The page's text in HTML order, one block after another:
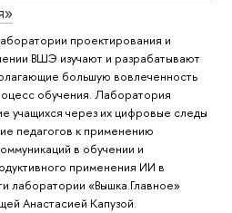
проектирования и
ВШЭ изучают и разрабатывают
большую вовлеченность
обучения. Лаборатория
учащихся через их цифровые следы
педагогов к применению
в обучении и
применения ИИ в
лаборатории «Вышка.Главное»
Анастасией Капузой.